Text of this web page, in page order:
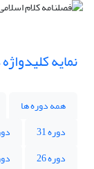
نمایه
همه دوره ها
دوره 31
دوره 26